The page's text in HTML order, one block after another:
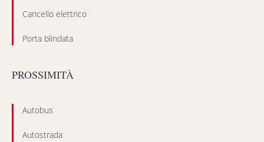
Cancello elettrico
Porta blindata
PROSSIMITÀ
Autobus
Autostrada